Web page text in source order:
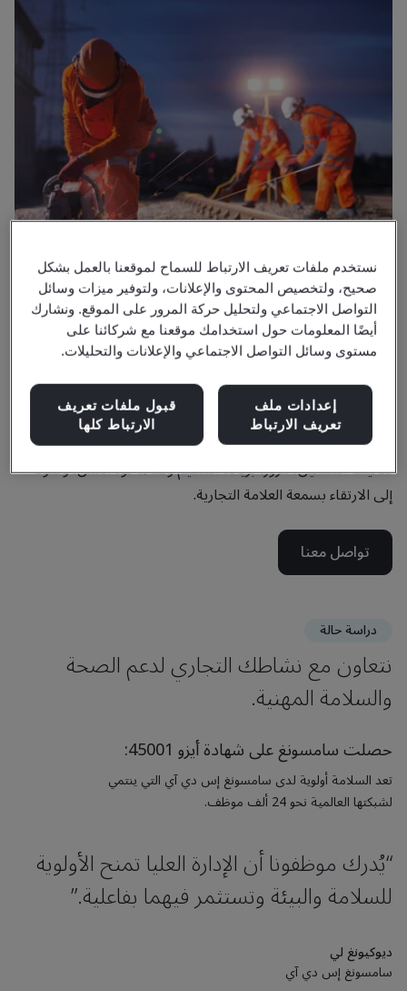
ما يميز المعهد
نتعاون معك لحماية فريقك في العمل
نمتلك وسائل رائدة عالمياً تحقق لك أقصى استفادة من تطبيق
أفضل ممارسات الصحة والسلامة المهنية، بدايةً من خفض
تكاليف التشغيل، مروراً بزيادة التنظيم وكفاءة قوة العمل، وصولاً
إلى الارتقاء بسمعة العلامة التجارية.
تواصل معنا
دراسة حالة
نتعاون مع نشاطك التجاري لدعم الصحة
والسلامة المهنية.
حصلت سامسونغ على شهادة أيزو 45001:
تعد السلامة أولوية لدى سامسونغ إس دي آي التي ينتمي
لشبكتها العالمية نحو 24 ألف موظف.
“يُدرك موظفونا أن الإدارة العليا تمنح الأولوية
للسلامة والبيئة وتستثمر فيهما بفاعلية.”
ديوكيونغ لي
سامسونغ إس دي آي
نستخدم ملفات تعريف الارتباط للسماح لموقعنا بالعمل بشكل
صحيح، ولتخصيص المحتوى والإعلانات، ولتوفير ميزات وسائل
التواصل الاجتماعي ولتحليل حركة المرور على الموقع. ونشارك
أيضًا المعلومات حول استخدامك موقعنا مع شركائنا على
مستوى وسائل التواصل الاجتماعي والإعلانات والتحليلات.
إعدادات ملف
تعريف الارتباط
قبول ملفات تعريف
الارتباط كلها